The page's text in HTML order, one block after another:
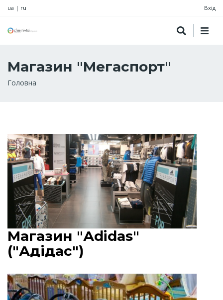
ua | ru Вхід
Магазин "Мегаспорт"
Рядок
Головна
Магазин "Аdidas"
("Адідас")